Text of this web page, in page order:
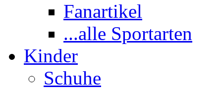
Fanartikel
...alle Sportarten
Kinder
Schuhe